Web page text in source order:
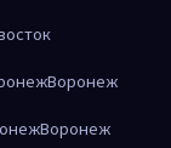
Воронеж
Воронеж